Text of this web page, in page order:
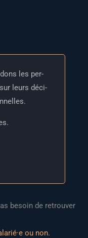
les per­
leurs déci­
besoin de retrou­ver
ou non.